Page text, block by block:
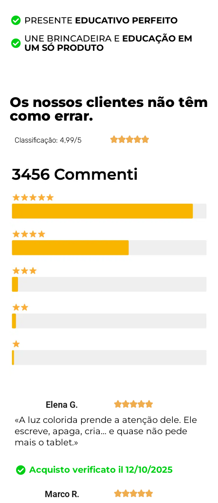
PRESENTE EDUCATIVO PERFEITO
UNE BRINCADEIRA E EDUCAÇÃO EM
UM SÓ PRODUTO
Os nossos clientes não têm
como errar.
Classificação: 4,99/5 
Elena G. 
«A luz colorida prende a atenção dele. Ele
escreve, apaga, cria… e quase não pede
mais o tablet.»
Acquisto verificato il 12/10/2025
Marco R. 